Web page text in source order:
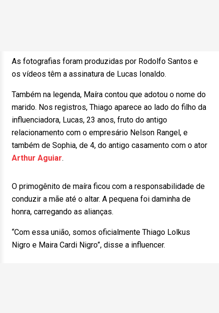
As fotografias foram produzidas por Rodolfo Santos e
os vídeos têm a assinatura de Lucas Ionaldo.
Também na legenda, Maíra contou que adotou o nome do
marido. Nos registros, Thiago aparece ao lado do filho da
influenciadora, Lucas, 23 anos, fruto do antigo
relacionamento com o empresário Nelson Rangel, e
também de Sophia, de 4, do antigo casamento com o ator
Arthur Aguiar.
O primogênito de maíra ficou com a responsabilidade de
conduzir a mãe até o altar. A pequena foi daminha de
honra, carregando as alianças.
“Com essa união, somos oficialmente Thiago Lolkus
Nigro e Maira Cardi Nigro”, disse a influencer.